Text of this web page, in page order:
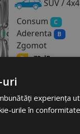
SUV / 4x4
Consum
C
Aderenta B
Zgomot
B 72 dB
491
514 RON
Discount4%
uri
experiența
urile în